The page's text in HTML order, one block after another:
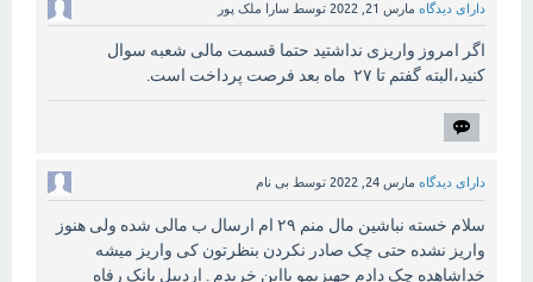
دارای دیدگاه مارس 21, 2022 توسط سارا ملک پور
اگر امروز واریزی نداشتید حتما قسمت مالی شعبه سوال
کنید،البته گفتم تا ۲۷ ماه بعد فرصت پرداخت است.
دارای دیدگاه مارس 24, 2022 توسط بی نام
سلام خسته نباشین مال منم ۲۹ ام ارسال ب مالی شده ولی هنوز
واریز نشده حتی چک صادر نکردن بنظرتون کی واریز میشه
خداشاهده چک دادم جهیزیمو بااین خریدم . اردبیل بانک رفاه